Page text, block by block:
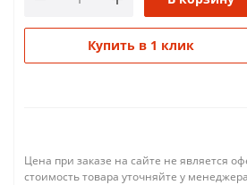
Купить в 1 клик
Цена при заказе на сайте не является
стоимость товара уточняйте у